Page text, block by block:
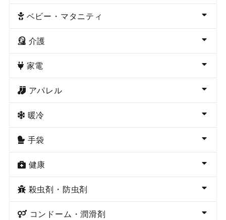
ベビー・マタニティ
介護
家電
アパレル
暖冷
手袋
健康
殺虫剤・防虫剤
コンドーム・潤滑剤